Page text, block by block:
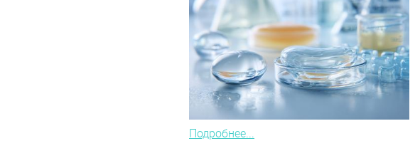
Подробнее...